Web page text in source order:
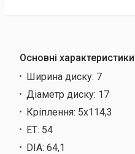
Основні характеристики
Ширина диску: 7
Діаметр диску: 17
Кріплення: 5х114,3
ET: 54
DIA: 64,1